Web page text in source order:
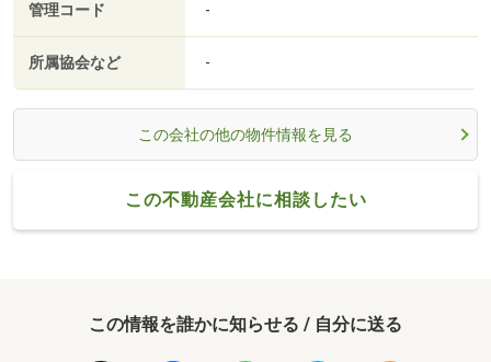
管理コード -
所属協会など -
この会社の他の物件情報を見る
この不動産会社に相談したい
この情報を誰かに知らせる / 自分に送る